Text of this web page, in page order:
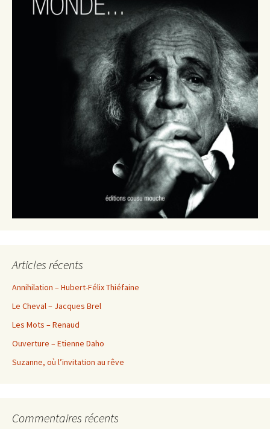
Articles récents
Annihilation – Hubert-Félix Thiéfaine
Le Cheval – Jacques Brel
Les Mots – Renaud
Ouverture – Etienne Daho
Suzanne, où l’invitation au rêve
Commentaires récents